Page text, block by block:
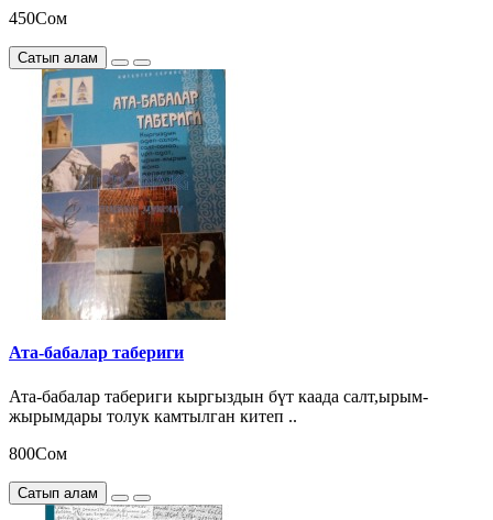
450Сом
Сатып алам
Ата-бабалар табериги
Ата-бабалар табериги кыргыздын бүт каада салт,ырым-
жырымдары толук камтылган китеп ..
800Сом
Сатып алам